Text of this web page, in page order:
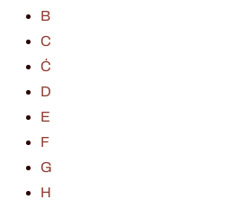
B
C
Ć
D
E
F
G
H